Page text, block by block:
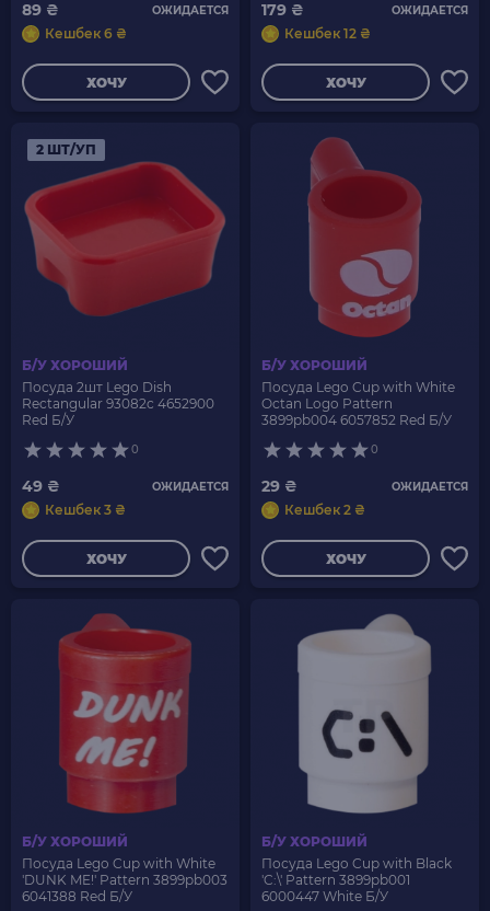
89 ₴ ОЖИДАЕТСЯ
Кешбек 6 ₴
ХОЧУ
179 ₴ ОЖИДАЕТСЯ
Кешбек 12 ₴
ХОЧУ
2 ШТ/УП
Б/У ХОРОШИЙ
Посуда 2шт Lego Dish
Rectangular 93082c 4652900
Red Б/У
0
49 ₴ ОЖИДАЕТСЯ
Кешбек 3 ₴
ХОЧУ
Б/У ХОРОШИЙ
Посуда Lego Cup with White
Octan Logo Pattern
3899pb004 6057852 Red Б/У
0
29 ₴ ОЖИДАЕТСЯ
Кешбек 2 ₴
ХОЧУ
Б/У ХОРОШИЙ
Посуда Lego Cup with White
'DUNK ME!' Pattern 3899pb003
6041388 Red Б/У
Б/У ХОРОШИЙ
Посуда Lego Cup with Black
'C:\' Pattern 3899pb001
6000447 White Б/У